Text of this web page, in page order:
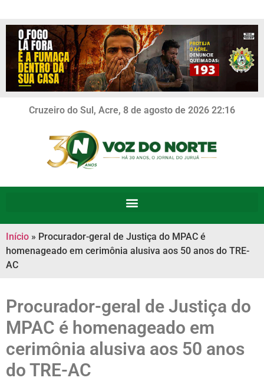
Cruzeiro do Sul, Acre, 8 de agosto de 2026 22:16
Início » Procurador-geral de Justiça do MPAC é
homenageado em cerimônia alusiva aos 50 anos do TRE-
AC
Procurador-geral de Justiça do
MPAC é homenageado em
cerimônia alusiva aos 50 anos
do TRE-AC